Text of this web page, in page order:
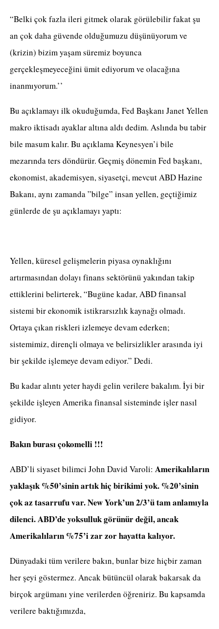
“Belki çok fazla ileri gitmek olarak görülebilir fakat şu
an çok daha güvende olduğumuzu düşünüyorum ve
(krizin) bizim yaşam süremiz boyunca
gerçekleşmeyeceğini ümit ediyorum ve olacağına
inanmıyorum.’’
Bu açıklamayı ilk okuduğumda, Fed Başkanı Janet Yellen
makro iktisadı ayaklar altına aldı dedim. Aslında bu tabir
bile masum kalır. Bu açıklama Keynesyen’i bile
mezarında ters döndürür. Geçmiş dönemin Fed başkanı,
ekonomist, akademisyen, siyasetçi, mevcut ABD Hazine
Bakanı, aynı zamanda ”bilge” insan yellen, geçtiğimiz
günlerde de şu açıklamayı yaptı:
Yellen, küresel gelişmelerin piyasa oynaklığını
artırmasından dolayı finans sektörünü yakından takip
ettiklerini belirterek, “Bugüne kadar, ABD finansal
sistemi bir ekonomik istikrarsızlık kaynağı olmadı.
Ortaya çıkan riskleri izlemeye devam ederken;
sistemimiz, dirençli olmaya ve belirsizlikler arasında iyi
bir şekilde işlemeye devam ediyor.” Dedi.
Bu kadar alıntı yeter haydi gelin verilere bakalım. İyi bir
şekilde işleyen Amerika finansal sisteminde işler nasıl
gidiyor.
Bakın burası çokomelli !!!
ABD’li siyaset bilimci John David Varoli: Amerikalıların
yaklaşık %50’sinin artık hiç birikimi yok. %20’sinin
çok az tasarrufu var. New York’un 2/3’ü tam anlamıyla
dilenci. ABD’de yoksulluk görünür değil, ancak
Amerikalıların %75’i zar zor hayatta kalıyor.
Dünyadaki tüm verilere bakın, bunlar bize hiçbir zaman
her şeyi göstermez. Ancak bütüncül olarak bakarsak da
birçok argümanı yine verilerden öğreniriz. Bu kapsamda
verilere baktığımızda,